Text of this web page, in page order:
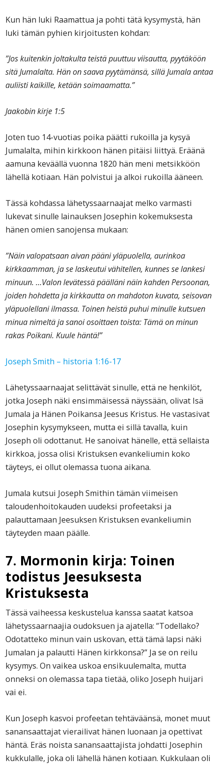
Kun hän luki Raamattua ja pohti tätä kysymystä, hän
luki tämän pyhien kirjoitusten kohdan:
”Jos kuitenkin joltakulta teistä puuttuu viisautta, pyytäköön
sitä Jumalalta. Hän on saava pyytämänsä, sillä Jumala antaa
auliisti kaikille, ketään soimaamatta.”
Jaakobin kirje 1:5
Joten tuo 14-vuotias poika päätti rukoilla ja kysyä
Jumalalta, mihin kirkkoon hänen pitäisi liittyä. Eräänä
aamuna keväällä vuonna 1820 hän meni metsikköön
lähellä kotiaan. Hän polvistui ja alkoi rukoilla ääneen.
Tässä kohdassa lähetyssaarnaajat melko varmasti
lukevat sinulle lainauksen Josephin kokemuksesta
hänen omien sanojensa mukaan:
”Näin valopatsaan aivan pääni yläpuolella, aurinkoa
kirkkaamman, ja se laskeutui vähitellen, kunnes se lankesi
minuun. …Valon levätessä päälläni näin kahden Persoonan,
joiden hohdetta ja kirkkautta on mahdoton kuvata, seisovan
yläpuolellani ilmassa. Toinen heistä puhui minulle kutsuen
minua nimeltä ja sanoi osoittaen toista: Tämä on minun
rakas Poikani.Kuule häntä!”
Joseph Smith – historia 1:16-17
Lähetyssaarnaajat selittävät sinulle, että ne henkilöt,
jotka Joseph näki ensimmäisessä näyssään, olivat Isä
Jumala ja Hänen Poikansa Jeesus Kristus. He vastasivat
Josephin kysymykseen, mutta ei sillä tavalla, kuin
Joseph oli odottanut. He sanoivat hänelle, että sellaista
kirkkoa, jossa olisi Kristuksen evankeliumin koko
täyteys, ei ollut olemassa tuona aikana.
Jumala kutsui Joseph Smithin tämän viimeisen
taloudenhoitokauden uudeksi profeetaksi ja
palauttamaan Jeesuksen Kristuksen evankeliumin
täyteyden maan päälle.
7. Mormonin kirja: Toinen
todistus Jeesuksesta
Kristuksesta
Tässä vaiheessa keskustelua kanssa saatat katsoa
lähetyssaarnaajia oudoksuen ja ajatella: ”Todellako?
Odotatteko minun vain uskovan, että tämä lapsi näki
Jumalan ja palautti Hänen kirkkonsa?” Ja se on reilu
kysymys. On vaikea uskoa ensikuulemalta, mutta
onneksi on olemassa tapa tietää, oliko Joseph huijari
vai ei.
Kun Joseph kasvoi profeetan tehtäväänsä, monet muut
sanansaattajat vierailivat hänen luonaan ja opettivat
häntä. Eräs noista sanansaattajista johdatti Josephin
kukkulalle, joka oli lähellä hänen kotiaan. Kukkulaan oli